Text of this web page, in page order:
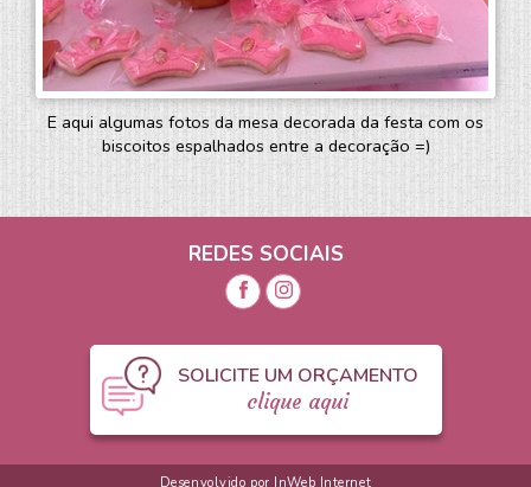
E aqui algumas fotos da mesa decorada da festa com os
biscoitos espalhados entre a decoração =)
REDES SOCIAIS
SOLICITE UM ORÇAMENTO
clique aqui
Desenvolvido por InWeb Internet